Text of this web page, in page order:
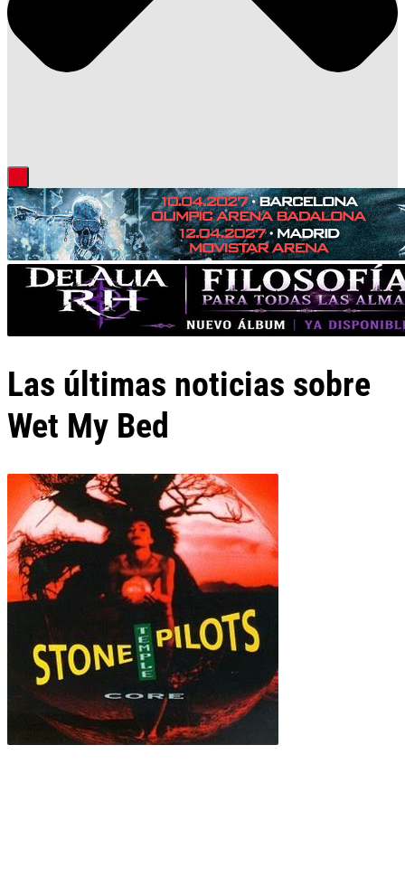
Las últimas noticias sobre
Wet My Bed